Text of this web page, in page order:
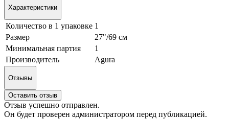
Характеристики
Количество в 1 упаковке 1
Размер
27"/69 см
Минимальная партия
1
Производитель
Agura
Отзывы
Оставить отзыв
Отзыв успешно отправлен.
Он будет проверен администратором перед публикацией.